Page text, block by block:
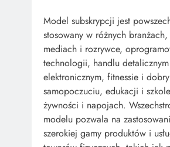
Model subskrypcji jest
stosowany w różnych
mediach i rozrywce,
technologii, handlu
elektronicznym, fitnessie i
samopoczuciu, edukacji i
żywności i napojach.
modelu pozwala na
szerokiej gamy produktów i